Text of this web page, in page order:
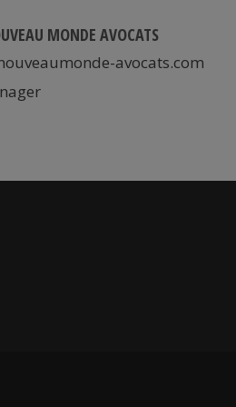
MONDE AVOCATS
avocats.com